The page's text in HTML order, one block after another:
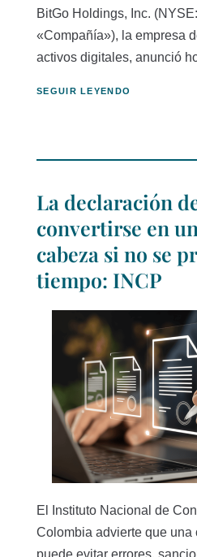
BitGo Holdings, Inc.
«Compañía»), la empresa
activos digitales, anunció
SEGUIR LEYENDO
La declaración
convertirse en
cabeza si no se
tiempo: INCP
El Instituto Nacional de
Colombia advierte que una
puede evitar errores,